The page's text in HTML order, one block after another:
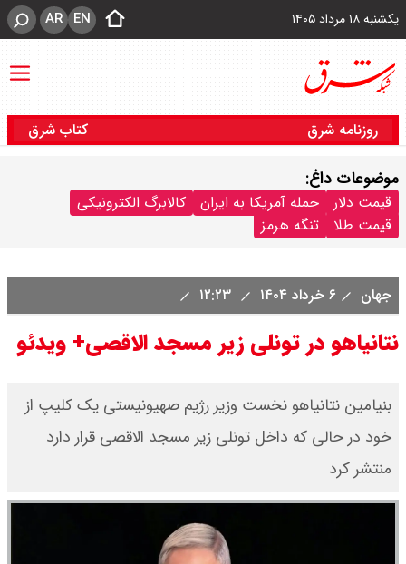
یکشنبه ۱۸ مرداد ۱۴۰۵ EN
AR
روزنامه شرق کتاب شرق
موضوعات داغ:
قیمت دلار حمله آمریکا به ایران
کالابرگ الکترونیکی
قیمت طلا
تنگه هرمز
جهان ۶ خرداد ۱۴۰۴
نتانیاهو در تونلی زیر مسجد الاقصی+ ویدئو
بنیامین نتانیاهو نخست وزیر رژیم صهیونیستی یک کلیپ از
خود در حالی که داخل تونلی زیر مسجد الاقصی قرار دارد
منتشر کرد